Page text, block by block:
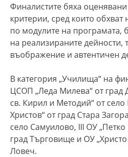
Финалистите бяха
критерии, сред които обхват
по модулите на програмата,
на реализираните дейности,
въображение и автентичен
В категория „Училища“ на
ЦСОП „Леда Милева“ от град
св. Кирил и Методий“ от
Христов“ от град Стара
село Самуилово, III ОУ
град Търговище и ОУ
Ловеч.